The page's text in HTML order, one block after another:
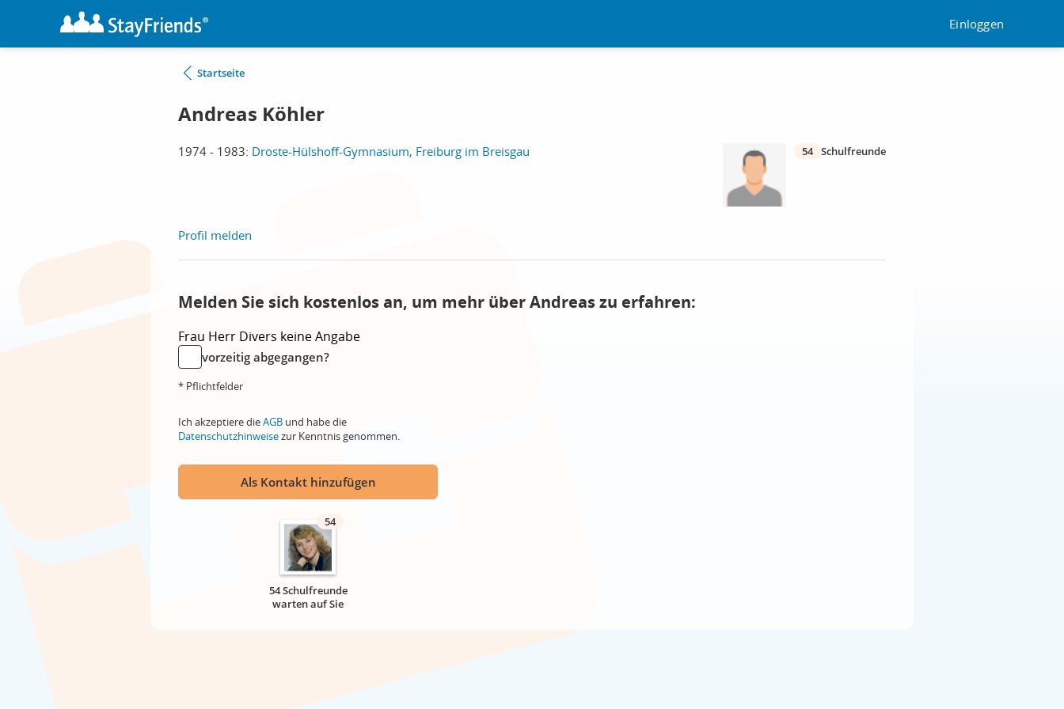
Einloggen
Startseite
Andreas Köhler
1974 - 1983: Droste-Hülshoff-Gymnasium, Freiburg im Breisgau 54 Schulfreunde
Profil melden
Melden Sie sich kostenlos an, um mehr über Andreas zu erfahren:
Frau Herr Divers keine Angabe
vorzeitig abgegangen?
* Pflichtfelder
Ich akzeptiere dieAGB und habe die
Datenschutzhinweisezur Kenntnis genommen.
Als Kontakt hinzufügen
54
54 Schulfreunde
warten auf Sie